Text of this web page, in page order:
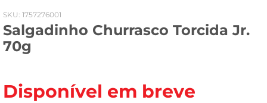
: 1757276001
Salgadinho Churrasco Torcida Jr.
70g
Disponível em breve
fogao
café
cerveja
vinho